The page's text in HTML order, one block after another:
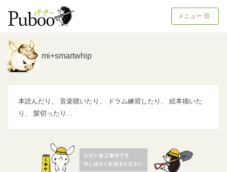
メニュー
mi+smartwhip
本読んだり、 音楽聴いたり、 ドラム練習したり、 絵本描いた
り、 髪切ったり...